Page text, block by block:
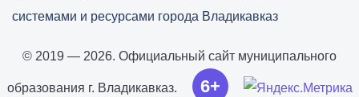
системами и ресурсами города Владикавказ
© 2019 — 2026. Официальный сайт муниципального
образования г. Владикавказ. 6+